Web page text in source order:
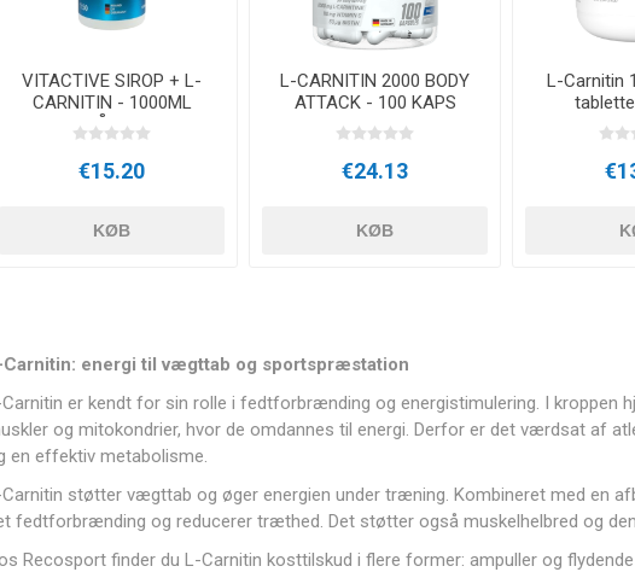
Carnitin: energi til vægttab og sportspræstation
er kendt for sin rolle i fedtforbrænding og energistimulering. I kroppen
og mitokondrier, hvor de omdannes til energi. Derfor er det værdsat af
en effektiv metabolisme.
støtter vægttab og øger energien under træning. Kombineret med en
fedtforbrænding og reducerer træthed. Det støtter også muskelhelbred og
Recosport finder du L-Carnitin kosttilskud i flere former: ampuller og
VITACTIVE SIROP + L-
CARNITIN - 1000ML
BLÅBÆR
€15.20
KØB
L-CARNITIN 2000 BODY
ATTACK - 100 KAPS
€24.13
KØB
L-Carnitin